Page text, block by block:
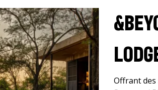
Offrant des